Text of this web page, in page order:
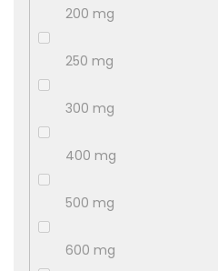
200 mg
250 mg
300 mg
400 mg
500 mg
600 mg